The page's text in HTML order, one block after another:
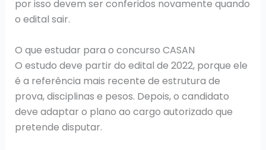
por isso devem ser conferidos novamente quando
o edital sair.
O que estudar para o concurso CASAN
O estudo deve partir do edital de 2022, porque ele
é a referência mais recente de estrutura de
prova, disciplinas e pesos. Depois, o candidato
deve adaptar o plano ao cargo autorizado que
pretende disputar.